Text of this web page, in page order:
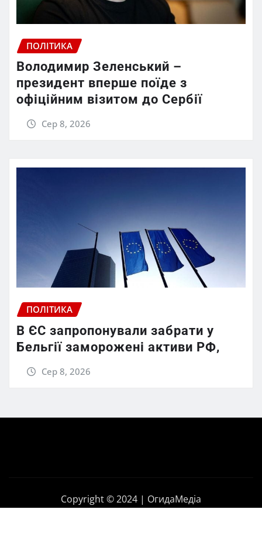
ПОЛІТИКА
Володимир Зеленський –
президент вперше поїде з
офіційним візитом до Сербії
Сер 8, 2026
ПОЛІТИКА
В ЄС запропонували забрати у
Бельгії заморожені активи РФ,
Сер 8, 2026
Copyright © 2024 | ОгидаМедіа